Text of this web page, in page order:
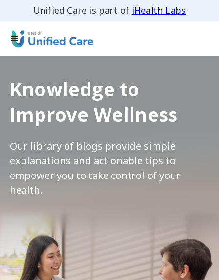
Unified Care is part of iHealth Labs
Knowledge to
Improve Wellness
Our library of blogs provide simple
explanations and actionable tips to
empower you to take control of your
health.